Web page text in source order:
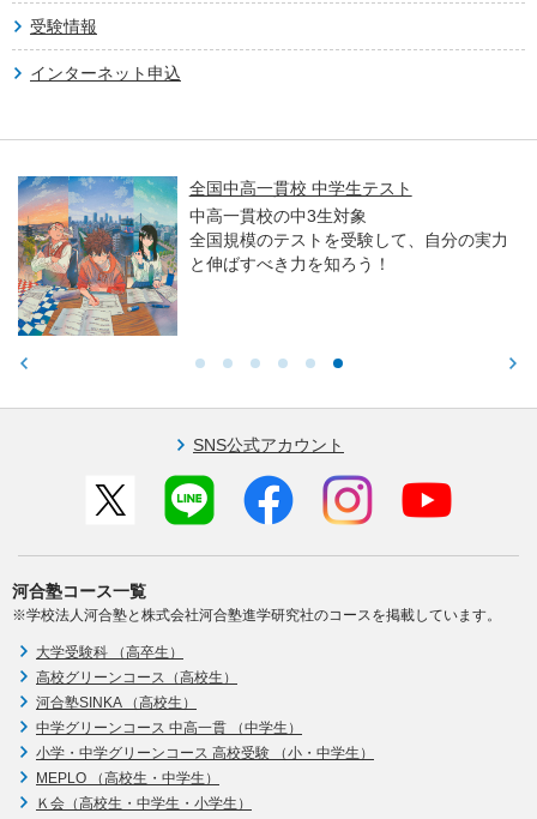
受験情報
インターネット申込
国立大入試オープン解説講義
高卒生／高校生対象
河合塾進学アドバイザーとプロ講師が、各
教科のポイントや合格者の傾向などをわか
SNS公式アカウント
河合塾コース一覧
※学校法人河合塾と株式会社河合塾進学研究社のコースを掲載しています。
大学受験科 （高卒生）
高校グリーンコース（高校生）
河合塾SINKA （高校生）
中学グリーンコース 中高一貫 （中学生）
小学・中学グリーンコース 高校受験 （小・中学生）
MEPLO （高校生・中学生）
Ｋ会（高校生・中学生・小学生）